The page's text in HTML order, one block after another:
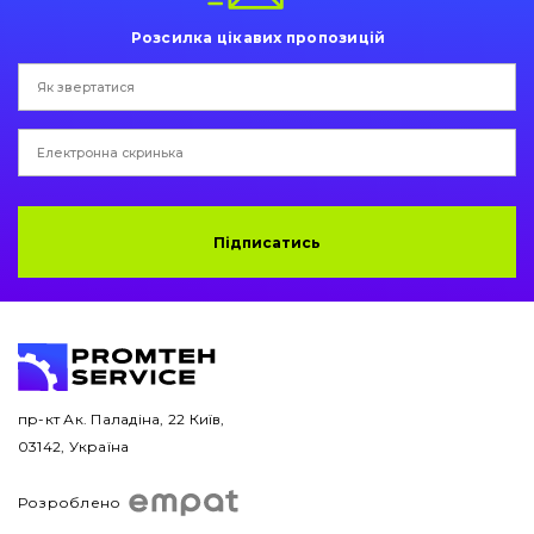
Трансмісія
Рама і кузов
Буровий інструмент
Дорожня фреза
Розсилка цікавих пропозицій
Підписатись
пр-кт Ак. Паладіна, 22 Київ,
03142, Україна
Розроблено